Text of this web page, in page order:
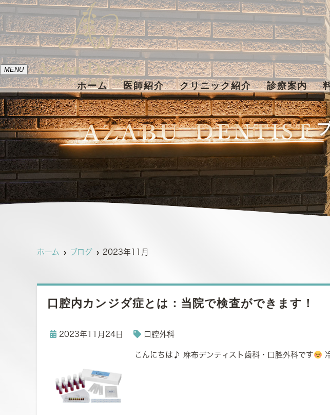
MENU
ホーム 医師紹介 クリニック紹介 診療案内
ホーム ブログ 2023年11月
口腔内カンジダ症とは：当院で検査ができます！
2023年11月24日 口腔外科
こんにちは♪ 麻布デンティスト歯科・口腔外科です